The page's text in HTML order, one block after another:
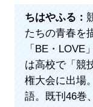
ちはやふる：
たちの青春を
「BE・
は高校で「競
権大会に出場
語。既刊46巻